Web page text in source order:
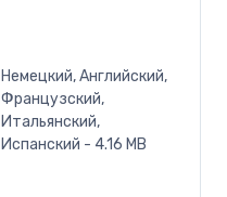
Немецкий, Английский,
Французский,
Итальянский,
Испанский - 4.16 MB